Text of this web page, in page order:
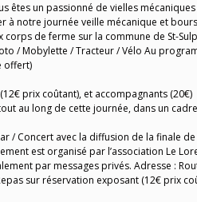
êtes un passionné de vielles
à notre journée veille mécanique et
corps de ferme sur la commune de St-
/ Mobylette / Tracteur / Vélo Au
offert)
prix coûtant), et accompagnants (20€)
au long de cette journée, dans un
/ Concert avec la diffusion de la finale
est organisé par l’association Le
par messages privés. Adresse :
sur réservation exposant (12€ prix